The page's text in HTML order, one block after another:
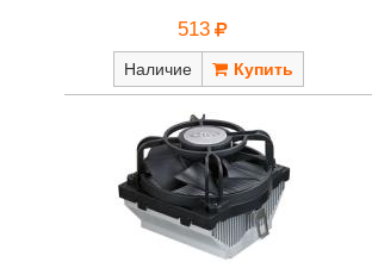
513
Наличие